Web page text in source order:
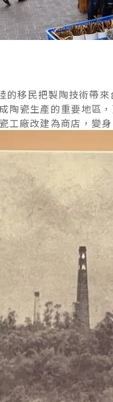
的移民把製陶技術帶
陶瓷生產的重要地區
工廠改建為商店，變